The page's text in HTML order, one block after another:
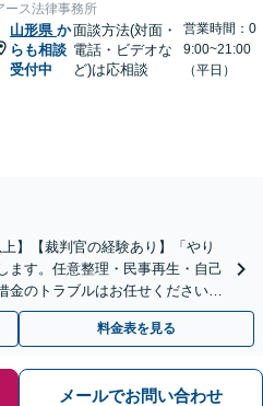
ース法律事務所
山形県 か
らも相談
受付中
面談方法(対面・
電話・ビデオな
ど)は応相談
営業時間：0
9:00~21:00
（平日）
】【裁判官の経験あり】「やり
ます。任意整理・民事再生・自己
金のトラブルはお任せください。
料金表を見る
メールでお問い合わせ